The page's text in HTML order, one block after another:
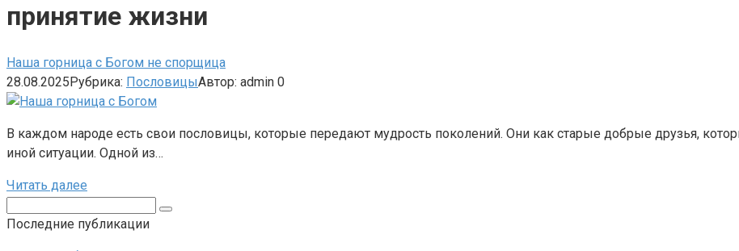
принятие жизни
Наша горница с Богом не спорщица
28.08.2025Рубрика: ПословицыАвтор: admin 0
В каждом народе есть свои пословицы, которые передают мудрость поколений. Они как старые добрые друзья,
иной ситуации. Одной из…
Читать далее
Последние публикации